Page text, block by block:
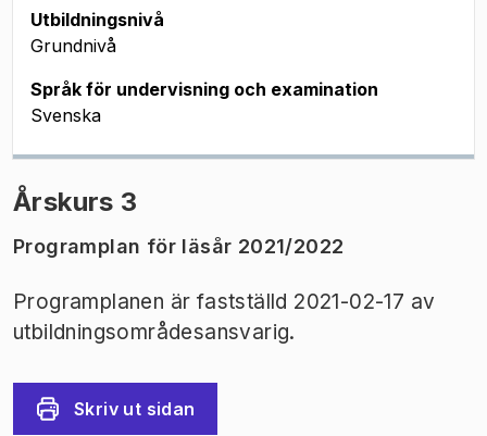
Utbildningsnivå
Grundnivå
Språk för undervisning och examination
Svenska
Årskurs 3
Programplan för läsår 2021/2022
Programplanen är fastställd 2021-02-17 av
utbildningsområdesansvarig.
Skriv ut sidan